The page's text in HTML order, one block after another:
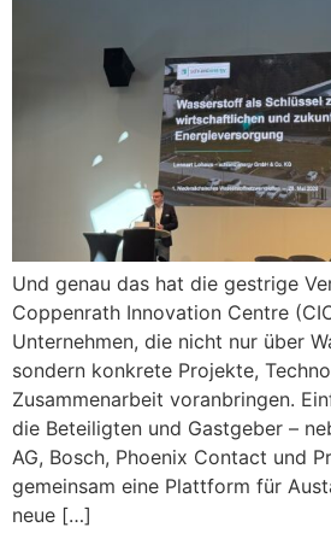
Und genau das hat die gestrige
Coppenrath Innovation Centre
Unternehmen, die nicht nur über
sondern konkrete Projekte,
Zusammenarbeit voranbringen.
die Beteiligten und Gastgeber –
AG, Bosch, Phoenix Contact und
gemeinsam eine Plattform für
neue […]